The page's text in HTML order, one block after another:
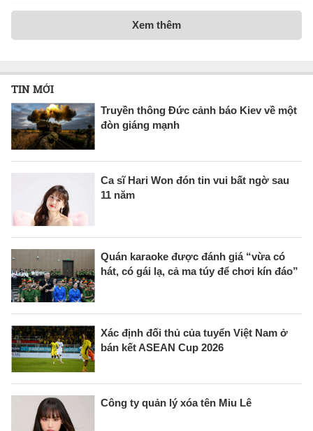
Xem thêm
TIN MỚI
Truyền thông Đức cảnh báo Kiev về một
đòn giáng mạnh
Ca sĩ Hari Won đón tin vui bất ngờ sau
11 năm
Quán karaoke được đánh giá “vừa có
hát, có gái lạ, cả ma túy để chơi kín đáo”
Xác định đối thủ của tuyển Việt Nam ở
bán kết ASEAN Cup 2026
Công ty quản lý xóa tên Miu Lê